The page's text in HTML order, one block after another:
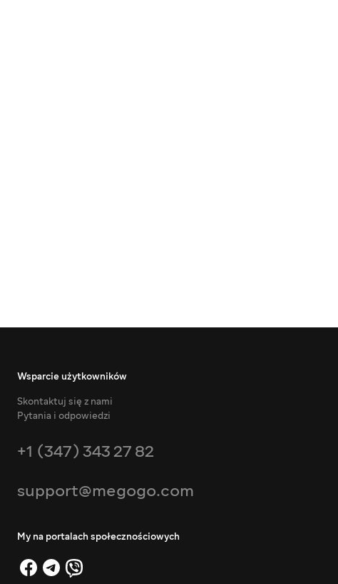
Wsparcie użytkowników
Skontaktuj się z nami
Pytania i odpowiedzi
+1 (347) 343 27 82
support@megogo.com
My na portalach społecznościowych